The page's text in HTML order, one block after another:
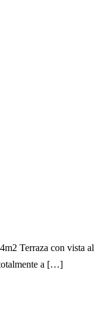
Terraza con vista al
a […]